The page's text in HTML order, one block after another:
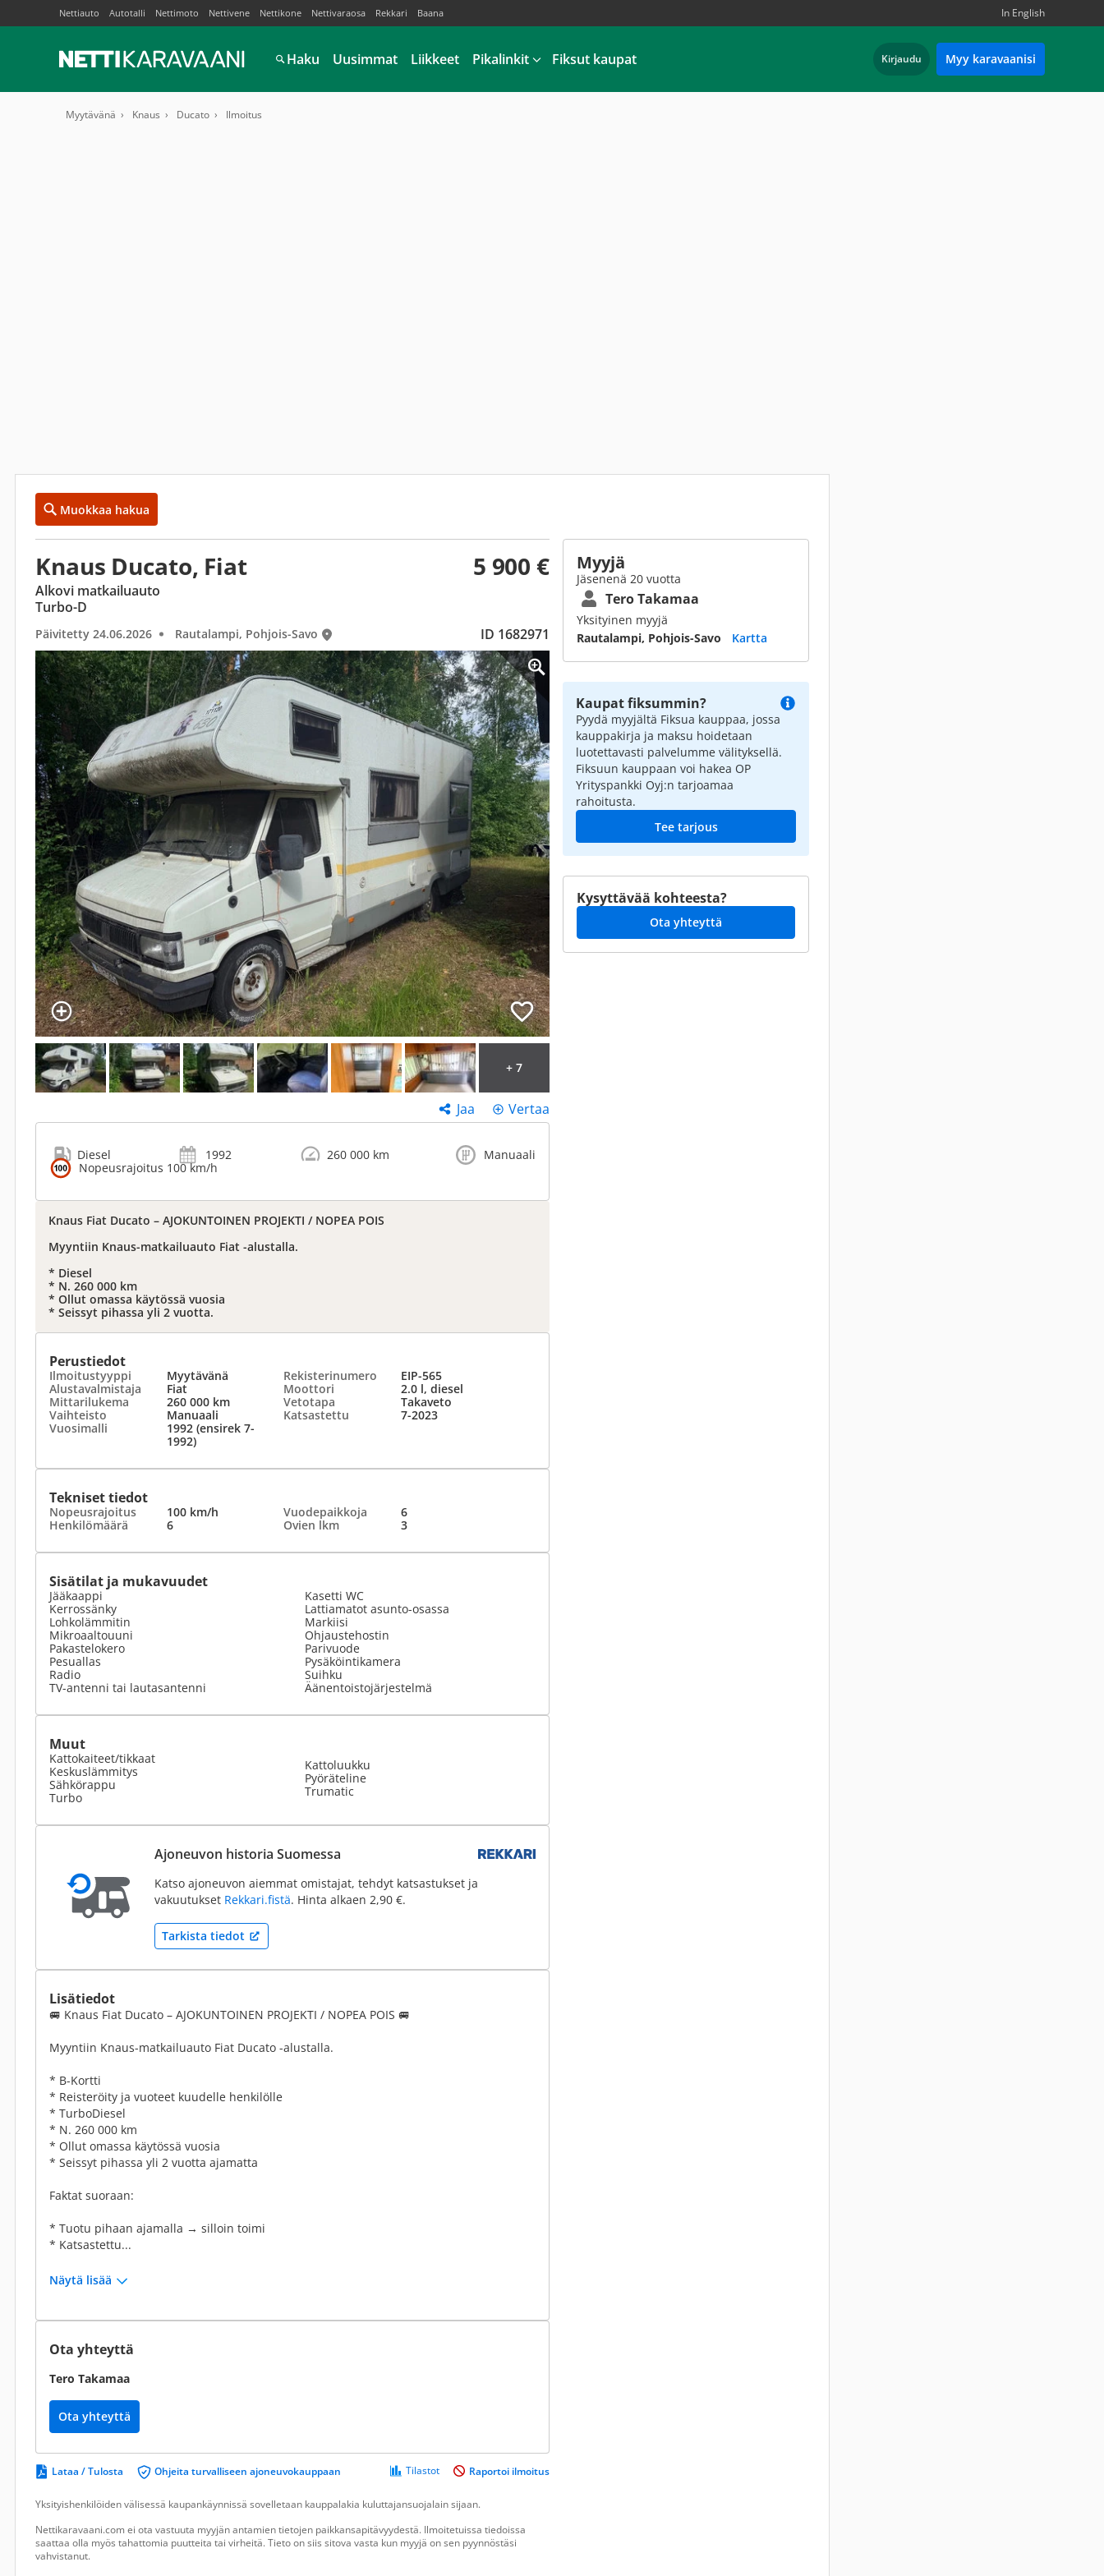
Nettiauto Autotalli Nettimoto Nettivene Nettikone Nettivaraosa Rekkari Baana In English
Haku Uusimmat Liikkeet Pikalinkit Fiksut kaupat Kirjaudu Myy karavaanisi
Myytävänä Knaus Ducato Ilmoitus
Muokkaa hakua
Knaus Ducato, Fiat 5 900 €
Alkovi matkailuauto
Turbo-D
Päivitetty 24.06.2026 Rautalampi, Pohjois-Savo ID 1682971
+ 7
Jaa Vertaa
Diesel 1992 260 000 km
Manuaali
Nopeusrajoitus 100 km/h
Knaus Fiat Ducato – AJOKUNTOINEN PROJEKTI / NOPEA POIS
Myyntiin Knaus-matkailuauto Fiat -alustalla.
* Diesel
* N. 260 000 km
* Ollut omassa käytössä vuosia
* Seissyt pihassa yli 2 vuotta.
Perustiedot
Ilmoitustyyppi Myytävänä Rekisterinumero
EIP-565
Alustavalmistaja
Fiat Moottori
2.0 l, diesel
Mittarilukema
260 000 km Vetotapa
Takaveto
Vaihteisto
Manuaali Katsastettu
7-2023
Vuosimalli
1992 (ensirek 7-
1992)
Tekniset tiedot
Nopeusrajoitus 100 km/h Vuodepaikkoja
6
Henkilömäärä
6 Ovien lkm 3
Sisätilat ja mukavuudet
Jääkaappi
Kerrossänky
Lohkolämmitin
Mikroaaltouuni
Pakastelokero
Pesuallas
Radio
TV-antenni tai lautasantenni
Kasetti WC
Lattiamatot asunto-osassa
Markiisi
Ohjaustehostin
Parivuode
Pysäköintikamera
Suihku
Äänentoistojärjestelmä
Muut
Kattokaiteet/tikkaat
Keskuslämmitys
Sähkörappu
Turbo
Kattoluukku
Pyöräteline
Trumatic
Ajoneuvon historia Suomessa
Katso ajoneuvon aiemmat omistajat, tehdyt katsastukset ja
vakuutukset Rekkari.fistä. Hinta alkaen 2,90 €.
Tarkista tiedot
Lisätiedot
🚐 Knaus Fiat Ducato – AJOKUNTOINEN PROJEKTI / NOPEA POIS 🚐
Myyntiin Knaus-matkailuauto Fiat Ducato -alustalla.
* B-Kortti
* Reisteröity ja vuoteet kuudelle henkilölle
* TurboDiesel
* N. 260 000 km
* Ollut omassa käytössä vuosia
* Seissyt pihassa yli 2 vuotta ajamatta
Faktat suoraan:
* Tuotu pihaan ajamalla → silloin toimi
* Katsastettu...
Näytä lisää
Ota yhteyttä
Tero Takamaa
Ota yhteyttä
Lataa / Tulosta Ohjeita turvalliseen ajoneuvokauppaan Tilastot Raportoi ilmoitus
Yksityishenkilöiden välisessä kaupankäynnissä sovelletaan kauppalakia kuluttajansuojalain sijaan.
Nettikaravaani.com ei ota vastuuta myyjän antamien tietojen paikkansapitävyydestä. Ilmoitetuissa tiedoissa
saattaa olla myös tahattomia puutteita tai virheitä. Tieto on siis sitova vasta kun myyjä on sen pyynnöstäsi
vahvistanut.
Myyjä
Jäsenenä 20 vuotta
Tero Takamaa
Yksityinen myyjä
Rautalampi, Pohjois-Savo
Kartta
Kaupat fiksummin?
Pyydä myyjältä Fiksua kauppaa, jossa
kauppakirja ja maksu hoidetaan
luotettavasti palvelumme välityksellä.
Fiksuun kauppaan voi hakea OP
Yrityspankki Oyj:n tarjoamaa
rahoitusta.
Tee tarjous
Kysyttävää kohteesta?
Ota yhteyttä